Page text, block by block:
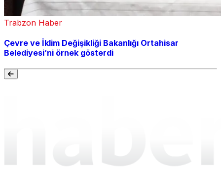
Trabzon Haber
Çevre ve İklim Değişikliği Bakanlığı Ortahisar
Belediyesi’ni örnek gösterdi